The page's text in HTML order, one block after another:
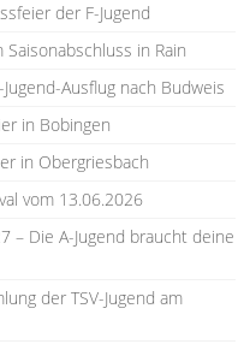
der F-Jugend
Saisonabschluss in Rain
Ausflug nach Budweis
in Bobingen
in Obergriesbach
vom 13.06.2026
– Die A-Jugend braucht deine
der TSV-Jugend am